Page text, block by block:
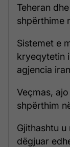
Teheran
shpërthime
Sistemet e
kryeqytetin
agjencia
Veçmas,
shpërthim
Gjithashtu
dëgjuar